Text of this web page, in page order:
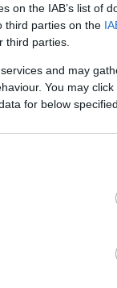
on the IAB’s list of
third parties on the
third parties.
and may
You may
for below
της
τη